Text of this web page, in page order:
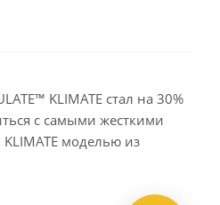
KLIMATE стал на 30%
с самыми жесткими
моделью из